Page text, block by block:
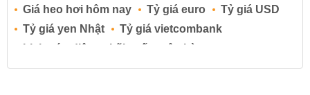
Giá heo hơi hôm nay
Tỷ giá euro
Tỷ giá USD
Tỷ giá yen Nhật
Tỷ giá vietcombank
Lịch cúp điện
Lãi suất ngân hàng
Lãi suất tiết kiệm
Lãi suất tiền gửi